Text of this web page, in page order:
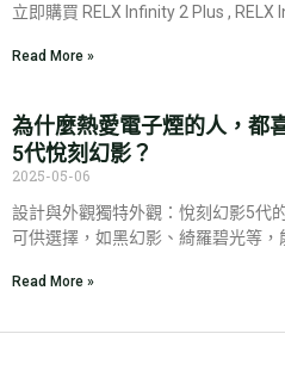
立即購買 RELX Infinity 2 Plus , RELX
Read More »
為什麼熱愛電子煙的人，都
5代悅刻幻影？
2025-05-06
設計與外觀獨特外觀：悅刻幻影5代
可供選擇，如黑幻影、綺羅碧光等，
Read More »